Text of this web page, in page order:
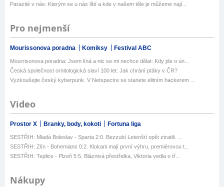
Parazité v nás: Kterým se u nás líbí a kde v našem těle je můžeme nají...
Pro nejmenší
Mourissonova poradna Komiksy Festival ABC
Mourrisonova poradna: Jsem líná a nic se mi nechce dělat: Kdy jde o ún...
Česká společnost ornitologická slaví 100 let: Jak chrání ptáky v ČR?
Vyzkoušejte český kyberpunk. V Netspectre se stanete elitním hackerem ...
Video
Prostor X Branky, body, kokoti Fortuna liga
SESTŘIH: Mladá Boleslav - Sparta 2:0. Bezzubí Letenští opět ztratili. ...
SESTŘIH: Zlín - Bohemians 0:2. Klokani mají první výhru, premiérovou t...
SESTŘIH: Teplice - Plzeň 5:5. Bláznivá přestřelka, Viktoria vedla o tř...
Nákupy